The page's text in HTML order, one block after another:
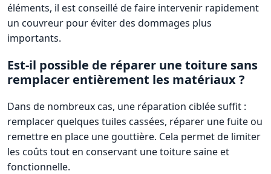
éléments, il est conseillé de faire intervenir rapidement
un couvreur pour éviter des dommages plus
importants.
Est-il possible de réparer une toiture sans
remplacer entièrement les matériaux ?
Dans de nombreux cas, une réparation ciblée suffit :
remplacer quelques tuiles cassées, réparer une fuite ou
remettre en place une gouttière. Cela permet de limiter
les coûts tout en conservant une toiture saine et
fonctionnelle.